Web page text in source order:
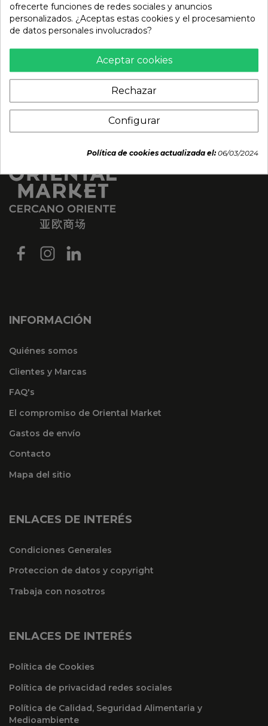
1,93 €
INFORMACIÓN
Quiénes somos
Clientes y Marcas
FAQ's
El compromiso de Oriental Market
Gastos de envío
Contacto
Mapa del sitio
ENLACES DE INTERÉS
Condiciones Generales
Proteccion de datos y copyright
Trabaja con nosotros
ENLACES DE INTERÉS
Política de Cookies
Política de privacidad redes sociales
Política de Calidad, Seguridad Alimentaria y
Medioambiente
ofrecerte funciones de redes sociales y anuncios
personalizados. ¿Aceptas estas cookies y el procesamiento
de datos personales involucrados?
Aceptar cookies
Rechazar
Configurar
Política de cookies actualizada el:06/03/2024